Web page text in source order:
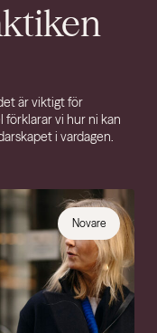
är viktigt för
vi hur ni kan
i vardagen.
Novare